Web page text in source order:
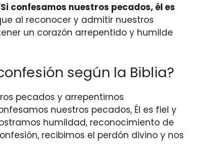
Si confesamos nuestros pecados, él es
al reconocer y admitir nuestros
un corazón arrepentido y humilde
según la Biblia?
pecados y arrepentirnos
nuestros pecados, Él es fiel y
humildad, reconocimiento de
recibimos el perdón divino y nos